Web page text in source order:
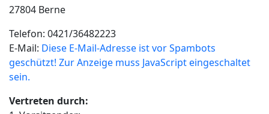
27804 Berne
Telefon: 0421/36482223
E-Mail: Diese E-Mail-Adresse ist vor Spambots
geschützt! Zur Anzeige muss JavaScript eingeschaltet
sein.
Vertreten durch: